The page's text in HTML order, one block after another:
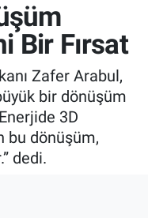
Bir Fırsat
Zafer Arabul,
bir dönüşüm
3D
bu dönüşüm,
dedi.